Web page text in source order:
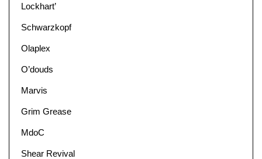
Lockhart’
Schwarzkopf
Olaplex
O’douds
Marvis
Grim Grease
MdoC
Shear Revival